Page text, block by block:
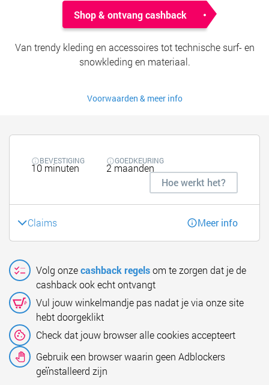
Shop & ontvang cashback
Van trendy kleding en accessoires tot technische surf- en
snowkleding en materiaal.
Voorwaarden & meer info
BEVESTIGING
10 minuten
GOEDKEURING
2 maanden
Hoe werkt het?
Claims Meer info
Volg onzecashback regelsom te zorgen dat je de
cashback ook echt ontvangt
Vul jouw winkelmandje pas nadat je via onze site
hebt doorgeklikt
Check dat jouw browser alle cookies accepteert
Gebruik een browser waarin geen Adblockers
geïnstalleerd zijn